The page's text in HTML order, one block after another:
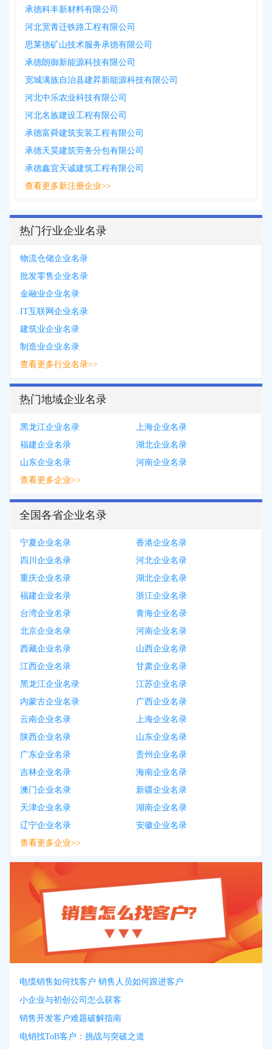
承德科丰新材料有限公司
河北宽青迁铁路工程有限公司
思莱德矿山技术服务承德有限公司
承德朗御新能源科技有限公司
宽城满族自治县建昇新能源科技有限公司
河北中乐农业科技有限公司
河北名族建设工程有限公司
承德富舜建筑安装工程有限公司
承德天昊建筑劳务分包有限公司
承德鑫宜天诚建筑工程有限公司
查看更多新注册企业>>
热门行业企业名录
物流仓储企业名录
批发零售企业名录
金融业企业名录
IT互联网企业名录
建筑业企业名录
制造业企业名录
查看更多行业名录>>
热门地域企业名录
黑龙江企业名录
上海企业名录
福建企业名录
湖北企业名录
山东企业名录
河南企业名录
查看更多企业>>
全国各省企业名录
宁夏企业名录
香港企业名录
四川企业名录
河北企业名录
重庆企业名录
湖北企业名录
福建企业名录
浙江企业名录
台湾企业名录
青海企业名录
北京企业名录
河南企业名录
西藏企业名录
山西企业名录
江西企业名录
甘肃企业名录
黑龙江企业名录
江苏企业名录
内蒙古企业名录
广西企业名录
云南企业名录
上海企业名录
陕西企业名录
山东企业名录
广东企业名录
贵州企业名录
吉林企业名录
海南企业名录
澳门企业名录
新疆企业名录
天津企业名录
湖南企业名录
辽宁企业名录
安徽企业名录
查看更多企业>>
电缆销售如何找客户 销售人员如何跟进客户
小企业与初创公司怎么获客
销售开发客户难题破解指南
电销找ToB客户：挑战与突破之道